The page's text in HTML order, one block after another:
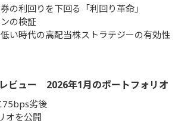
の利回りを下回る「利回り革命」
の検証
い時代の高配当株ストラテジーの有効性
ビュー 2026年1月のポートフォリオ
75bps劣後
オを公開